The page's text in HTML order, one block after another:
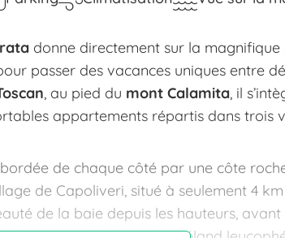
donne directement sur la magnifique
passer des vacances uniques entre
, au pied du mont Calamita, il
appartements répartis dans trois
de chaque côté par une côte
de Capoliveri, situé à seulement 4
de la baie depuis les hauteurs,